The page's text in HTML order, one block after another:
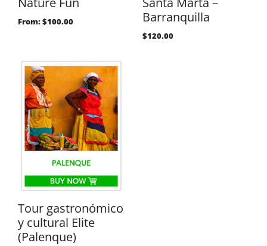
From:$100.00
Barranquilla
$120.00
Tour gastronómico
y cultural Elite
(Palenque)